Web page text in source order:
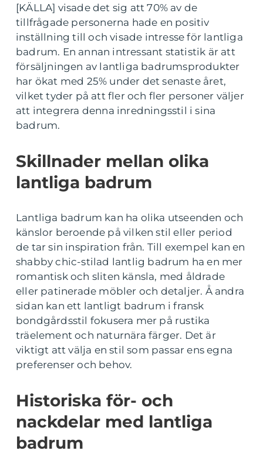
[KÄLLA] visade det sig att 70% av de
tillfrågade personerna hade en positiv
inställning till och visade intresse för lantliga
badrum. En annan intressant statistik är att
försäljningen av lantliga badrumsprodukter
har ökat med 25% under det senaste året,
vilket tyder på att fler och fler personer väljer
att integrera denna inredningsstil i sina
badrum.
Skillnader mellan olika
lantliga badrum
Lantliga badrum kan ha olika utseenden och
känslor beroende på vilken stil eller period
de tar sin inspiration från. Till exempel kan en
shabby chic-stilad lantlig badrum ha en mer
romantisk och sliten känsla, med åldrade
eller patinerade möbler och detaljer. Å andra
sidan kan ett lantligt badrum i fransk
bondgårdsstil fokusera mer på rustika
träelement och naturnära färger. Det är
viktigt att välja en stil som passar ens egna
preferenser och behov.
Historiska för- och
nackdelar med lantliga
badrum